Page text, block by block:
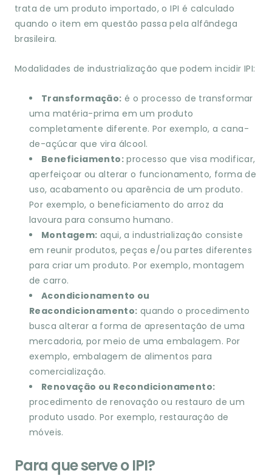
trata de um produto importado, o IPI é calculado
quando o item em questão passa pela alfândega
brasileira.
Modalidades de industrialização que podem incidir IPI:
Transformação: é o processo de transformar
uma matéria-prima em um produto
completamente diferente. Por exemplo, a cana-
de-açúcar que vira álcool.
Beneficiamento: processo que visa modificar,
aperfeiçoar ou alterar o funcionamento, forma de
uso, acabamento ou aparência de um produto.
Por exemplo, o beneficiamento do arroz da
lavoura para consumo humano.
Montagem: aqui, a industrialização consiste
em reunir produtos, peças e/ou partes diferentes
para criar um produto. Por exemplo, montagem
de carro.
Acondicionamento ou
Reacondicionamento: quando o procedimento
busca alterar a forma de apresentação de uma
mercadoria, por meio de uma embalagem. Por
exemplo, embalagem de alimentos para
comercialização.
Renovação ou Recondicionamento:
procedimento de renovação ou restauro de um
produto usado. Por exemplo, restauração de
móveis.
Para que serve o IPI?